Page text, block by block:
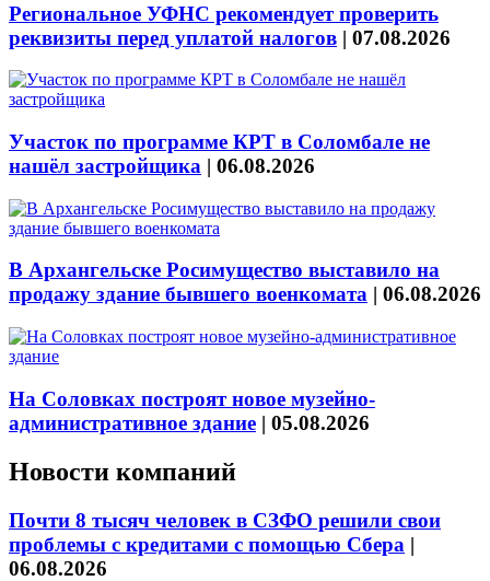
Региональное УФНС рекомендует проверить
реквизиты перед уплатой налогов | 07.08.2026
Участок по программе КРТ в Соломбале не
нашёл застройщика | 06.08.2026
В Архангельске Росимущество выставило на
продажу здание бывшего военкомата | 06.08.2026
На Соловках построят новое музейно-
административное здание | 05.08.2026
Новости компаний
Почти 8 тысяч человек в СЗФО решили свои
проблемы с кредитами с помощью Сбера |
06.08.2026